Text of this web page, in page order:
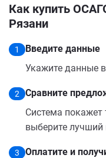
Как купить
Рязани
1
Введите данные
Укажите данные
2
Сравните
Система
выберите лучший
3
Оплатите и